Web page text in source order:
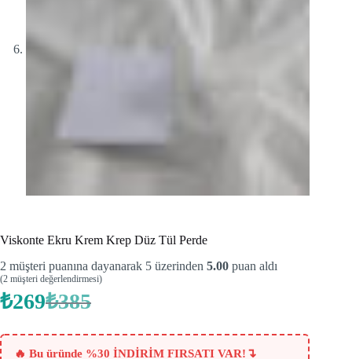
Viskonte Ekru Krem Krep Düz Tül Perde
2 müşteri puanına dayanarak 5 üzerinden 5.00 puan aldı
(2 müşteri değerlendirmesi)
₺385
Orijinal
₺385.
₺269Şu
fiyat:
₺269.
🔥 Bu üründe %30 İNDİRİM FIRSATI VAR! ↴